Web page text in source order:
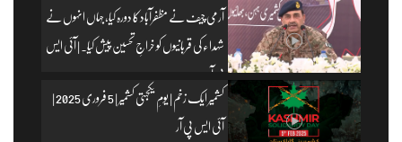
آرمی چیف نے مظفرآباد کا دورہ کیا، جہاں انہوں نے
شہداء کی قربانیوں کو خراجِ تحسین پیش کیا۔ | آئی ایس
پی آر
کشمیر ایک زخم | یومِ یکجہتی کشمیر | 5 فروری 2025 |
آئی ایس پی آر